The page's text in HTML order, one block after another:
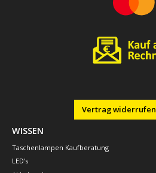
Vertrag widerrufen
WISSEN
Taschenlampen Kaufberatung
LED's